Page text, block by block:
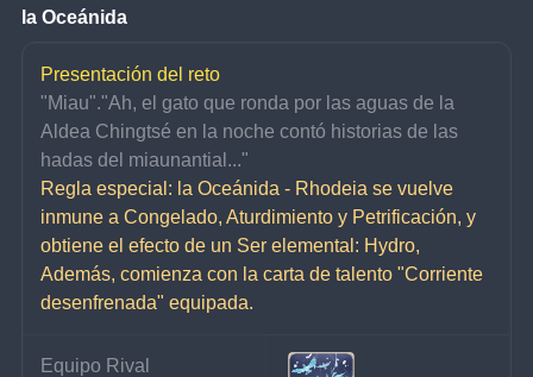
la Oceánida
Presentación del reto
"Miau"."Ah, el gato que ronda por las aguas de la
Aldea Chingtsé en la noche contó historias de las
hadas del miaunantial..."
Regla especial: la Oceánida - Rhodeia se vuelve
inmune a Congelado, Aturdimiento y Petrificación, y
obtiene el efecto de un Ser elemental: Hydro,
Además, comienza con la carta de talento "Corriente
desenfrenada" equipada.
Equipo Rival